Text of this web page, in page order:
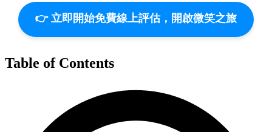
👉 立即開始免費線上評估，開啟微笑之旅
Table of Contents